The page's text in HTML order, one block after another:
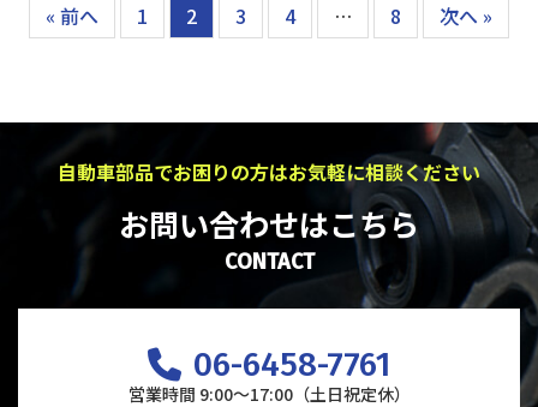
« 前へ 1 2 3 4 … 8 次へ »
自動車部品でお困りの方はお気軽に相談ください
お問い合わせはこちら
CONTACT
06-6458-7761
営業時間 9:00～17:00（土日祝定休）